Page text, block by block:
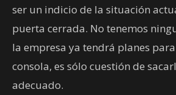
ser un indicio de la situación
puerta cerrada. No tenemos
la empresa ya tendrá planes
consola, es sólo cuestión de
adecuado.